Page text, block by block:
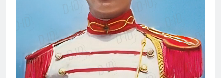
Thăm phu nhân NT Võ Thành Khiết K10
2 Years Ago
Em còn nhớ mùa Xuân